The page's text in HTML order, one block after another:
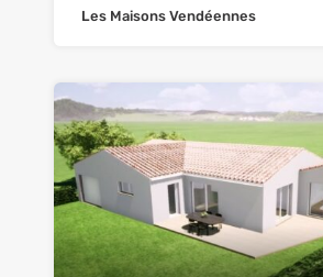
Les Maisons Vendéennes